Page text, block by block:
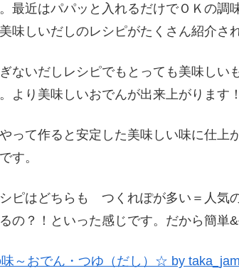
最近はパパッと入れるだけでＯＫの
味しいだしのレシピがたくさん紹介さ
ないだしレシピでもとっても美味しい
より美味しいおでんが出来上がります！
って作ると安定した美味しい味に仕上
す。
ピはどちらも つくれぽが多い＝人気
の？！といった感じです。だから簡単&
～おでん・つゆ（だし）☆ by taka_jam